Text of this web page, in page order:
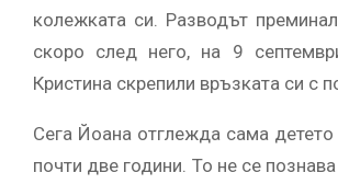
колежката си. Разводът
скоро след него, на 9
Кристина скрепили връзката си с
Сега Йоана отглежда сама детето
почти две години. То не се